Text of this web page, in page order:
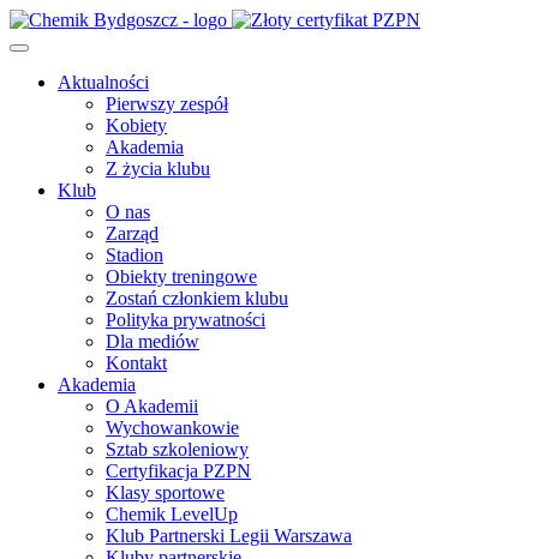
Aktualności
Pierwszy zespół
Kobiety
Akademia
Z życia klubu
Klub
O nas
Zarząd
Stadion
Obiekty treningowe
Zostań członkiem klubu
Polityka prywatności
Dla mediów
Kontakt
Akademia
O Akademii
Wychowankowie
Sztab szkoleniowy
Certyfikacja PZPN
Klasy sportowe
Chemik LevelUp
Klub Partnerski Legii Warszawa